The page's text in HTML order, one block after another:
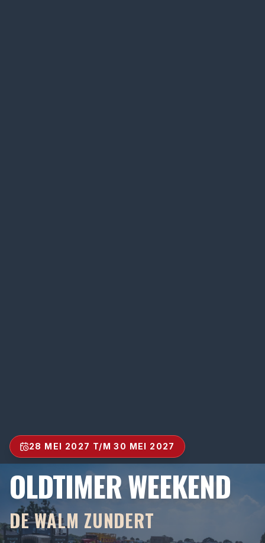
28 MEI 2027 T/M 30 MEI 2027
OLDTIMER WEEKEND
DE WALM ZUNDERT